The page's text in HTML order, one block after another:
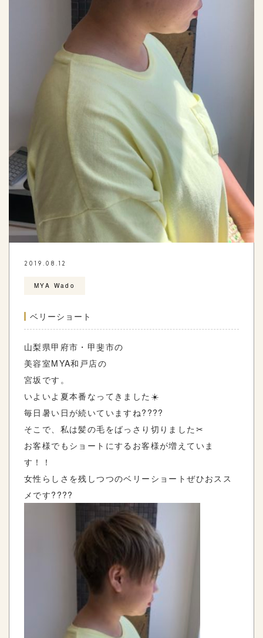
2019.08.12
MYA Wado
ベリーショート
山梨県甲府市・甲斐市の
美容室MYA和戸店の
宮坂です。
いよいよ夏本番なってきました☀️
毎日暑い日が続いていますね????
そこで、私は髪の毛をばっさり切りました✂︎
お客様でもショートにするお客様が増えていま
す！！
女性らしさを残しつつのベリーショートぜひおスス
メです????